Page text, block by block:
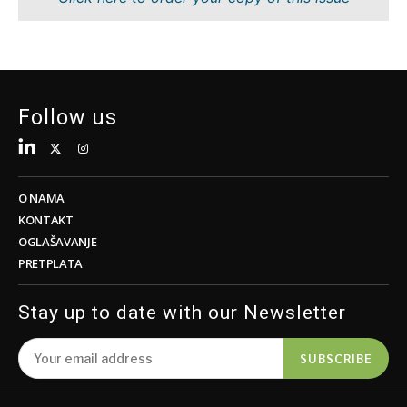
Održivost
Tehnologija
Telekom
Transport
Trgovina
Insights
Intervju
Analiza
Održivost
Turizam
Trgovina
Insights
Intervju
Mišljenje
Svet
Analiza
Discover
Follow us
O NAMA
KONTAKT
OGLAŠAVANJE
PRETPLATA
Stay up to date with our Newsletter
SUBSCRIBE